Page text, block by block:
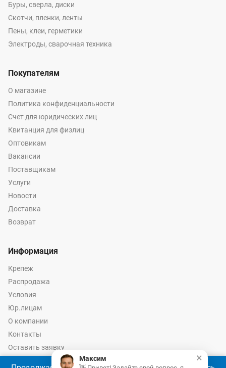
Буры, сверла, диски
Скотчи, пленки, ленты
Пены, клеи, герметики
Электроды, сварочная техника
Покупателям
О магазине
Политика конфиденциальности
Счет для юридических лиц
Квитанция для физлиц
Оптовикам
Вакансии
Поставщикам
Услуги
Новости
Доставка
Возврат
Информация
Крепеж
Распродажа
Условия
Юр.лицам
О компании
Контакты
Оставить заявку
Калькулятор крепежа
×
Максим